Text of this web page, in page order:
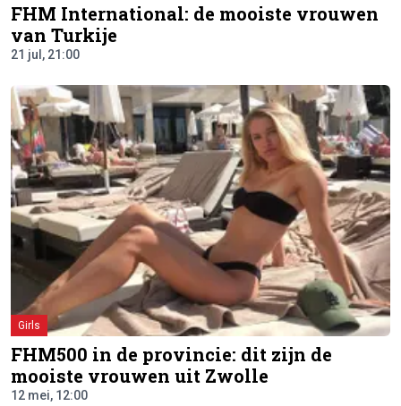
FHM International: de mooiste vrouwen
van Turkije
21 jul, 21:00
Girls
FHM500 in de provincie: dit zijn de
mooiste vrouwen uit Zwolle
12 mei, 12:00